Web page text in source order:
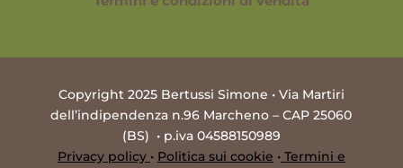
Copyright 2025 Bertussi Simone • Via Martiri
dell’indipendenza n.96 Marcheno – CAP 25060
(BS) • p.iva 04588150989
Privacy policy • Politica sui cookie •Termini e